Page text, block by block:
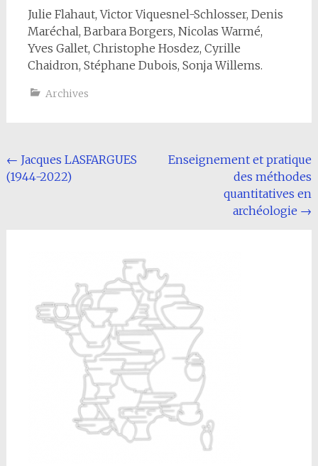
Julie Flahaut, Victor Viquesnel-Schlosser, Denis
Maréchal, Barbara Borgers, Nicolas Warmé,
Yves Gallet, Christophe Hosdez, Cyrille
Chaidron, Stéphane Dubois, Sonja Willems.
Archives
Navigation
de
← Jacques LASFARGUES
(1944-2022)
Enseignement et pratique
des méthodes
quantitatives en
archéologie →